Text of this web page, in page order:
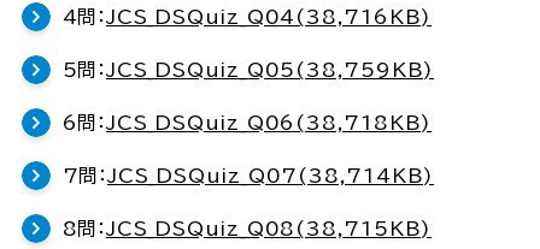
4問：JCS_DSQuiz_Q04(38,716KB)
5問：JCS_DSQuiz_Q05(38,759KB)
6問：JCS_DSQuiz_Q06(38,718KB)
7問：JCS_DSQuiz_Q07(38,714KB)
8問：JCS_DSQuiz_Q08(38,715KB)